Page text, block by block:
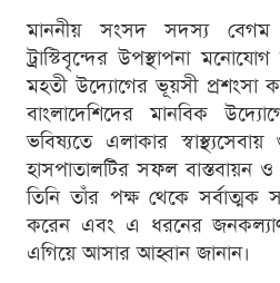
মাননীয় সংসদ সদস্য বেগম
ট্রাস্টিবৃন্দের উপস্থাপনা
মহতী উদ্যোগের ভূয়সী প্রশংসা
বাংলাদেশিদের মানবিক
ভবিষ্যতে এলাকার
হাসপাতালটির সফল বাস্তবায়ন ও
তিনি তাঁর পক্ষ থেকে সর্বাত্মক
করেন এবং এ ধরনের
এগিয়ে আসার আহ্বান জানান।